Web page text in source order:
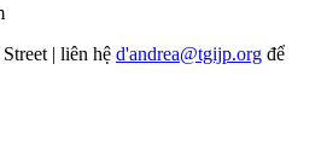
| liên hệ d'andrea@tgijp.org để